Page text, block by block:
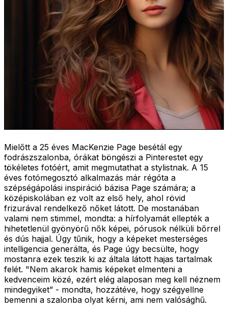
Mielőtt a 25 éves MacKenzie Page besétál egy
fodrászszalonba, órákat böngészi a Pinterestet egy
tökéletes fotóért, amit megmutathat a stylistnak. A 15
éves fotómegosztó alkalmazás már régóta a
szépségápolási inspiráció bázisa Page számára; a
középiskolában ez volt az első hely, ahol rövid
frizurával rendelkező nőket látott. De mostanában
valami nem stimmel, mondta: a hírfolyamát ellepték a
hihetetlenül gyönyörű nők képei, pórusok nélküli bőrrel
és dús hajjal. Úgy tűnik, hogy a képeket mesterséges
intelligencia generálta, és Page úgy becsülte, hogy
mostanra ezek teszik ki az általa látott hajas tartalmak
felét. "Nem akarok hamis képeket elmenteni a
kedvenceim közé, ezért elég alaposan meg kell néznem
mindegyiket” - mondta, hozzátéve, hogy szégyellne
bemenni a szalonba olyat kérni, ami nem valósághű.